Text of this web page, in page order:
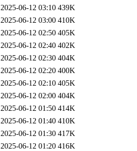
2025-06-12 03:10 439K
2025-06-12 03:00 410K
2025-06-12 02:50 405K
2025-06-12 02:40 402K
2025-06-12 02:30 404K
2025-06-12 02:20 400K
2025-06-12 02:10 405K
2025-06-12 02:00 404K
2025-06-12 01:50 414K
2025-06-12 01:40 410K
2025-06-12 01:30 417K
2025-06-12 01:20 416K